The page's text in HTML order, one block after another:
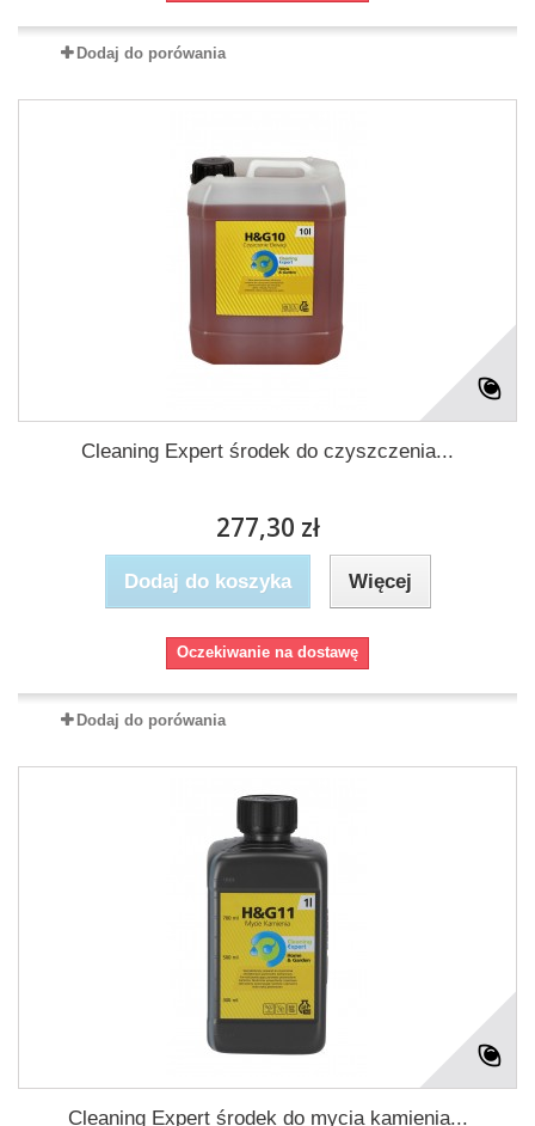
Dodaj do porówania
Cleaning Expert środek do czyszczenia...
277,30 zł
Dodaj do koszyka Więcej
Oczekiwanie na dostawę
Dodaj do porówania
Cleaning Expert środek do mycia kamienia...